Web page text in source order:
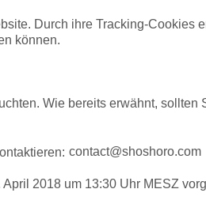
Durch ihre Tracking-
können.
Wie bereits erwähnt,
2018 um 13:30 Uhr MESZ